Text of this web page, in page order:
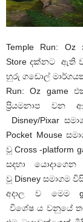
Temple Run:
Store දක්නට ඇති
හුරු ගඩොල්
Run: Oz game
ප්‍රියමනාප
Disney/Pixar
Pocket Mouse
වූ Cross -
සදහා
වූ Disney සමාගම
අදාල ව මෙම
විශේෂ ය වනුයේ